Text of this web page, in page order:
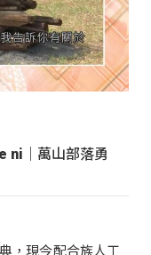
ni｜萬山部落勇
，現今配合族人工